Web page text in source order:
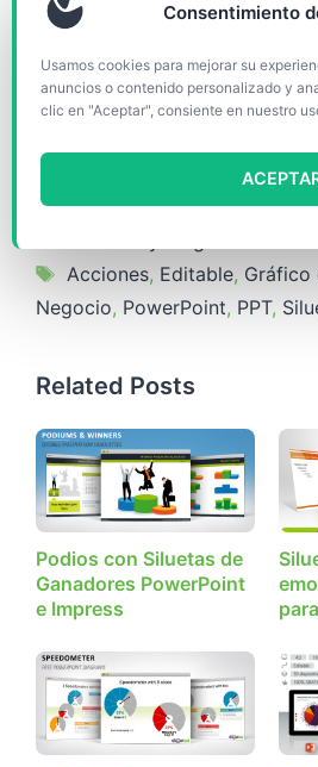
Consentimiento
Usamos cookies para mejorar su
anuncios o contenido personalizado y
clic en "Aceptar", consiente en nuestro
Formato(s)
incluido(s):ODP
Relación de aspecto:4:3
Tamaño:81 KB
Descargar (18499)
Etiquetas
Acciones, Editable, Gráfico
Negocio, PowerPoint, PPT,
Related Posts
Podios con Siluetas de
Ganadores PowerPoint
e Impress